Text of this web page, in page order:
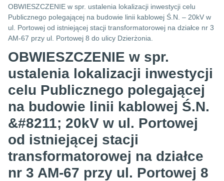
OBWIESZCZENIE w spr. ustalenia lokalizacji inwestycji celu
Publicznego polegającej na budowie linii kablowej Ś.N. – 20kV w
ul. Portowej od istniejącej stacji transformatorowej na działce nr 3
AM-67 przy ul. Portowej 8 do ulicy Dzierżonia.
OBWIESZCZENIE w spr.
ustalenia lokalizacji inwestycji
celu Publicznego polegającej
na budowie linii kablowej Ś.N.
&#8211; 20kV w ul. Portowej
od istniejącej stacji
transformatorowej na działce
nr 3 AM-67 przy ul. Portowej 8